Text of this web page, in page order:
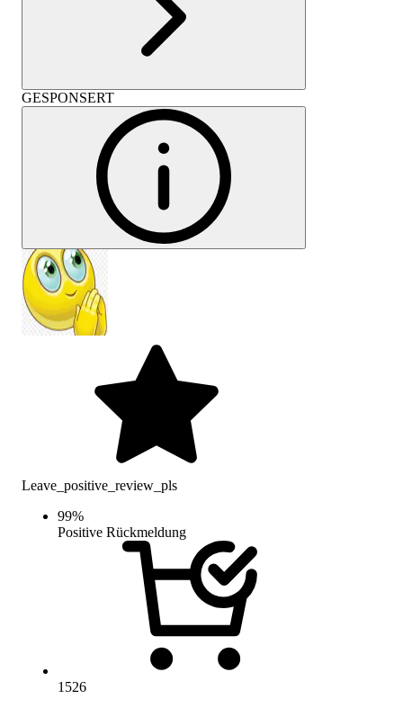
GESPONSERT
Leave_positive_review_pls
99%
Positive Rückmeldung
1526